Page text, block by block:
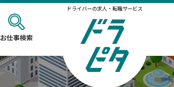
ドライバーの求人・転職サービス
お仕事検索